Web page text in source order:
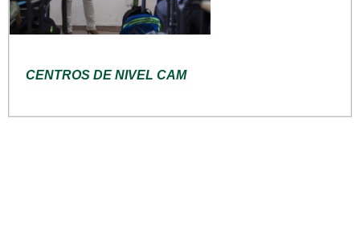
CENTROS DE NIVEL CAM